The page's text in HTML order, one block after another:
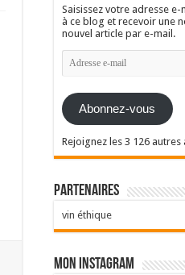
Saisissez votre adresse
à ce blog et recevoir une
nouvel article par e-mail.
Adresse
e-
Abonnez-vous
Rejoignez les 3 126 autres
Partenaires
vin éthique
Mon Instagram